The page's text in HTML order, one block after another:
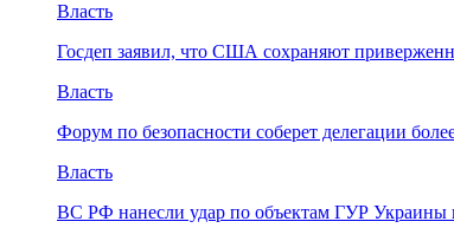
Власть
Госдеп заявил, что США сохраняют
Власть
Форум по безопасности соберет делегации
Власть
ВС РФ нанесли удар по объектам ГУР